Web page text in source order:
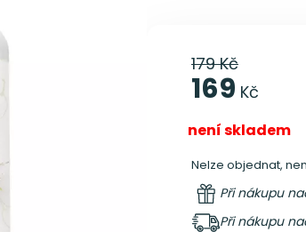
179 Kč
169 Kč
není skladem
Nelze objednat,
Při nákupu
Při nákupu